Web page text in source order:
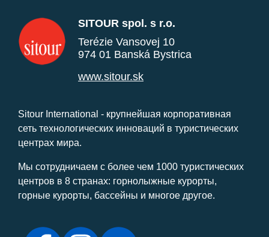
SITOUR spol. s r.o.
Terézie Vansovej 10
974 01 Banská Bystrica
www.sitour.sk
Sitour International - крупнейшая корпоративная
сеть технологических инноваций в туристических
центрах мира.
Мы сотрудничаем с более чем 1000 туристических
центров в 8 странах: горнолыжные курорты,
горные курорты, бассейны и многое другое.